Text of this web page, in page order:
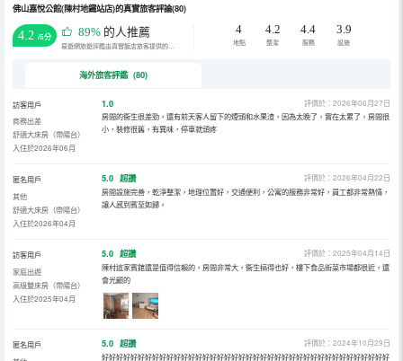
佛山嘉悅公館(陳村地鐵站店)的真實旅客評論(80)
4.2 /5分 89% 的人推薦
易遊網旅遊評鑑由真實飯店旅客提供的評鑑。
4
地點
4.2
整潔
4.4
服務
3.9
設施
海外旅客評鑑 (80)
訪客用戶
商務出差
舒適大床房（帶陽台）
入住於2026年06月
1.0
評價於：2026年06月27日
房間的衞生很差勁，還有前天客人留下的煙頭和水果渣，因為太晚了，實在太累了，房間很
小，裝修很舊，有異味，停車就頭疼
匿名用戶
其他
舒適大床房（帶陽台）
入住於2026年04月
5.0 超讚
評價於：2026年04月22日
房間設施完善，乾淨整潔，地理位置好，交通便利，公寓的服務非常好，員工都非常熱情，
讓人感到賓至如歸。
訪客用戶
家庭出遊
高級雙床房（帶陽台）
入住於2025年04月
5.0 超讚
評價於：2025年04月14日
陳村這家賓館還是值得信賴的，房間非常大，衞生搞得也好，樓下食品街菜市場都很近，還
會光顧的
匿名用戶
5.0 超讚
評價於：2024年10月29日
好好好好好好好好好好好好好好好好好好好好好好好好好好好好好好好好好好好好好好好好